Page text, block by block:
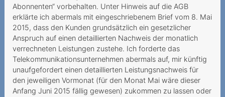
Abonnenten“ vorbehalten. Unter Hinweis auf die AGB
erklärte ich abermals mit eingeschriebenem Brief vom 8. Mai
2015, dass den Kunden grundsätzlich ein gesetzlicher
Anspruch auf einen detaillierten Nachweis der monatlich
verrechneten Leistungen zustehe. Ich forderte das
Telekommunikationsunternehmen abermals auf, mir künftig
unaufgefordert einen detaillierten Leistungsnachweis für
den jeweiligen Vormonat (für den Monat Mai wäre dieser
Anfang Juni 2015 fällig gewesen) zukommen zu lassen oder
des Anbieters
Herausgabe des PIN/PUK
an die Erben
Kostenpflichtiges Gratis-
Abonnement
Unerwünschte Netflix-